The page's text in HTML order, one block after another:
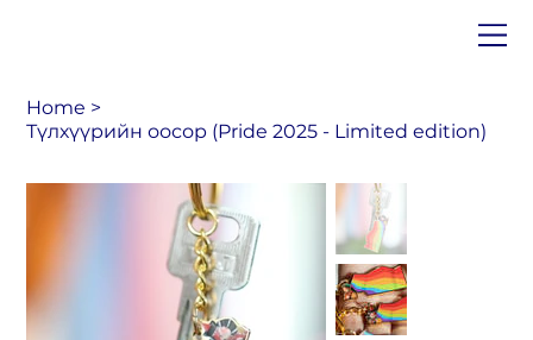
Home >
Түлхүүрийн оосор (Pride 2025 - Limited edition)